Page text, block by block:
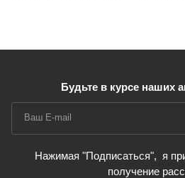
Будьте в курсе наших
Нажимая "Подписаться", я
получение